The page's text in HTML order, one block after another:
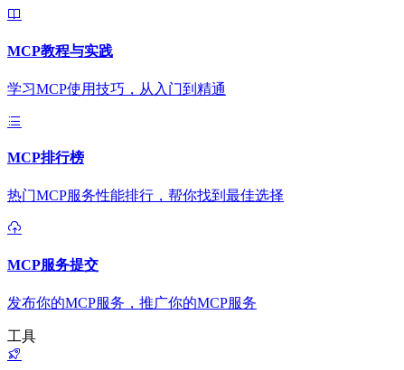
MCP教程与实践
学习MCP使用技巧，从入门到精通
MCP排行榜
热门MCP服务性能排行，帮你找到最佳选择
MCP服务提交
发布你的MCP服务，推广你的MCP服务
工具